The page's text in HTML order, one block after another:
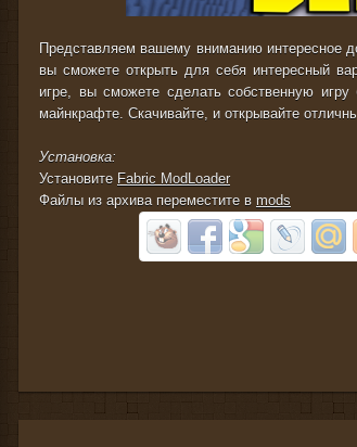
Представляем вашему вниманию интересное
вы сможете открыть для себя интересный
игре, вы сможете сделать собственную
майнкрафте. Скачивайте, и открывайте
Установка:
Установите Fabric ModLoader
Файлы из архива переместите в mods